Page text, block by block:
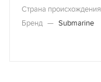
Страна происхождения
Бренд — Submarine